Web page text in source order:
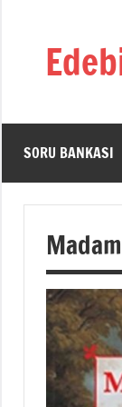
Türkçe,
Dili
ve
Sitesi
SORU BANKASI